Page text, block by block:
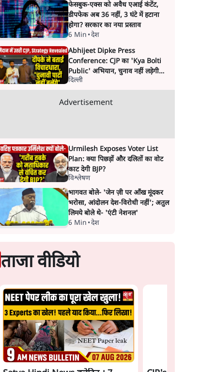
फेसबुक-एक्स को अवैध एआई कंटेंट,
डीपफेक अब 36 नहीं, 3 घंटे में हटाना
होगा? सरकार का नया प्रस्ताव
6 Min •देश
Abhijeet Dipke Press
Conference: CJP का 'Kya Bolti
Public' अभियान, चुनाव नहीं लड़ेगी
CJP!
दिल्ली
Advertisement
Urmilesh Exposes Voter List
Plan: क्या पिछड़ों और दलितों का वोट
काट देगी BJP?
विश्लेषण
भागवत बोले- 'जेन ज़ी पर आँख मूंदकर
भरोसा, आंदोलन देश-विरोधी नहीं'; अतुल
लिमये बोले थे- 'एंटी नेशनल'
6 Min •देश
ताजा वीडियो